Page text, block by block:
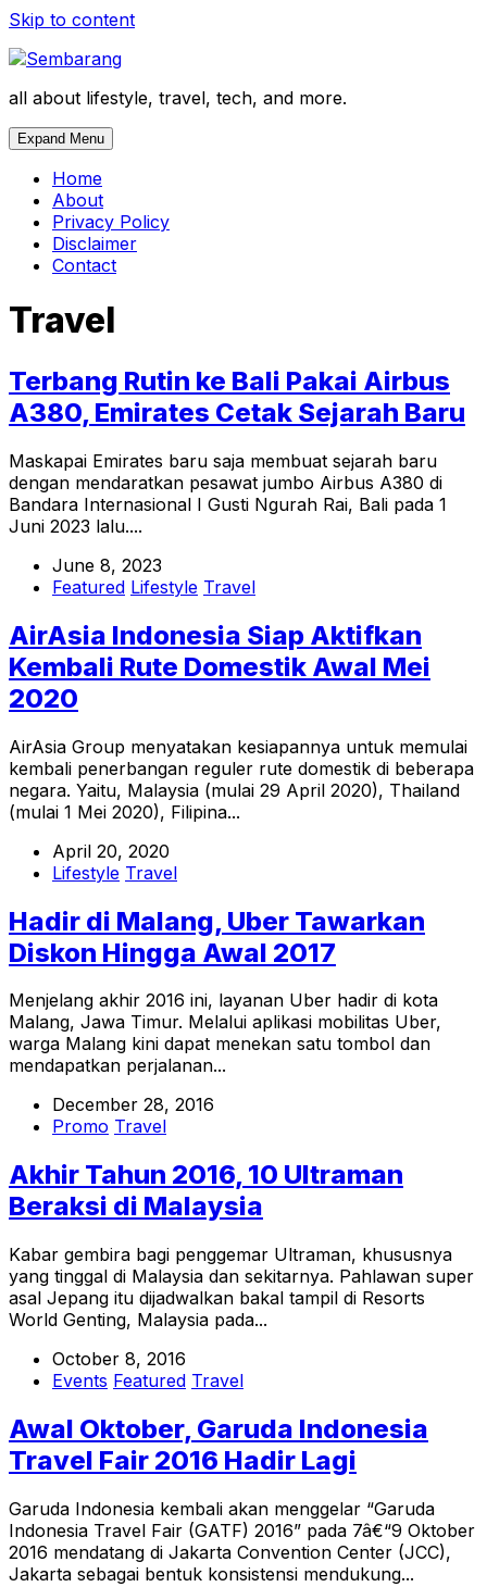
Skip to content
all about lifestyle, travel, tech, and more.
Expand Menu
Home
About
Privacy Policy
Disclaimer
Contact
Travel
Terbang Rutin ke Bali Pakai Airbus
A380, Emirates Cetak Sejarah Baru
Maskapai Emirates baru saja membuat sejarah baru
dengan mendaratkan pesawat jumbo Airbus A380 di
Bandara Internasional I Gusti Ngurah Rai, Bali pada 1
Juni 2023 lalu....
June 8, 2023
Featured Lifestyle Travel
AirAsia Indonesia Siap Aktifkan
Kembali Rute Domestik Awal Mei
2020
AirAsia Group menyatakan kesiapannya untuk memulai
kembali penerbangan reguler rute domestik di beberapa
negara. Yaitu, Malaysia (mulai 29 April 2020), Thailand
(mulai 1 Mei 2020), Filipina...
April 20, 2020
Lifestyle Travel
Hadir di Malang, Uber Tawarkan
Diskon Hingga Awal 2017
Menjelang akhir 2016 ini, layanan Uber hadir di kota
Malang, Jawa Timur. Melalui aplikasi mobilitas Uber,
warga Malang kini dapat menekan satu tombol dan
mendapatkan perjalanan...
December 28, 2016
Promo Travel
Akhir Tahun 2016, 10 Ultraman
Beraksi di Malaysia
Kabar gembira bagi penggemar Ultraman, khususnya
yang tinggal di Malaysia dan sekitarnya. Pahlawan super
asal Jepang itu dijadwalkan bakal tampil di Resorts
World Genting, Malaysia pada...
October 8, 2016
Events Featured Travel
Awal Oktober, Garuda Indonesia
Travel Fair 2016 Hadir Lagi
Garuda Indonesia kembali akan menggelar “Garuda
Indonesia Travel Fair (GATF) 2016” pada 7â€“9 Oktober
2016 mendatang di Jakarta Convention Center (JCC),
Jakarta sebagai bentuk konsistensi mendukung...